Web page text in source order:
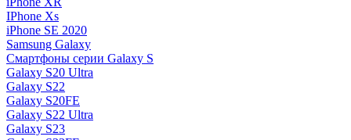
IPhone Xs
iPhone SE 2020
Samsung Galaxy
Смартфоны серии Galaxy S
Galaxy S20 Ultra
Galaxy S22
Galaxy S20FE
Galaxy S22 Ultra
Galaxy S23